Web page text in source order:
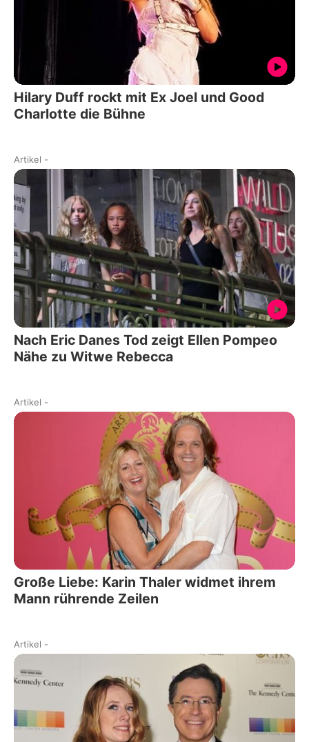
Hilary Duff rockt mit Ex Joel und Good
Charlotte die Bühne
Artikel -
Nach Eric Danes Tod zeigt Ellen Pompeo
Nähe zu Witwe Rebecca
Artikel -
Große Liebe: Karin Thaler widmet ihrem
Mann rührende Zeilen
Artikel -